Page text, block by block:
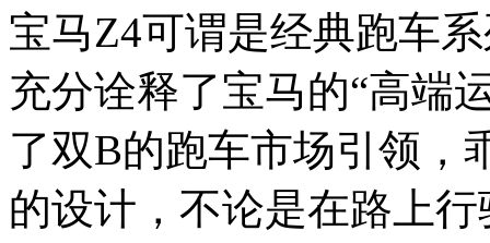
宝马Z4可谓是经典跑车
充分诠释了宝马的“高端
了双B的跑车市场引领，
的设计，不论是在路上